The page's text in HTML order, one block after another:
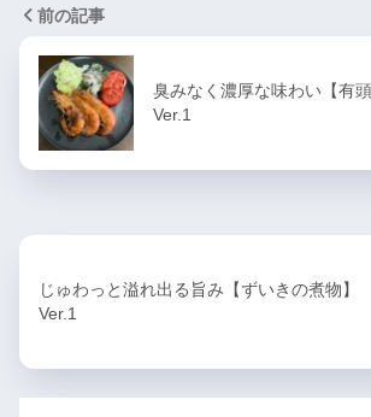
前の記事
臭みなく濃厚な味わい【有
Ver.1
じゅわっと溢れ出る旨み【ずいきの煮物】
Ver.1